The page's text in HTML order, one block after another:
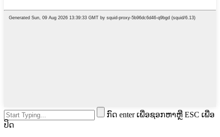
ກົດ enter ເພື່ອຊອກຫາຫຼື ESC ເພື່ອ
ປິດ